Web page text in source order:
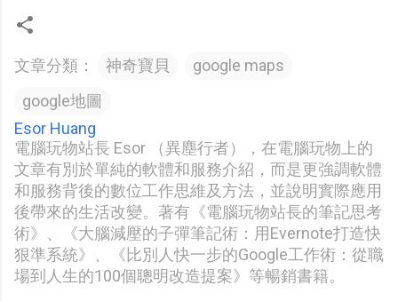
文章分類： 神奇寶貝
google maps
google地圖
Esor Huang
電腦玩物站長 Esor （異塵行者），在電腦玩物上的
文章有別於單純的軟體和服務介紹，而是更強調軟體
和服務背後的數位工作思維及方法，並說明實際應用
後帶來的生活改變。著有《電腦玩物站長的筆記思考
術》、《大腦減壓的子彈筆記術：用Evernote打造快
狠準系統》、《比別人快一步的Google工作術：從職
場到人生的100個聰明改造提案》等暢銷書籍。